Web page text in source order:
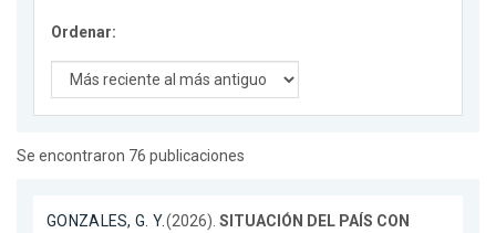
Ordenar:
Se encontraron 76 publicaciones
GONZALES, G. Y.(2026). SITUACIÓN DEL PAÍS CON